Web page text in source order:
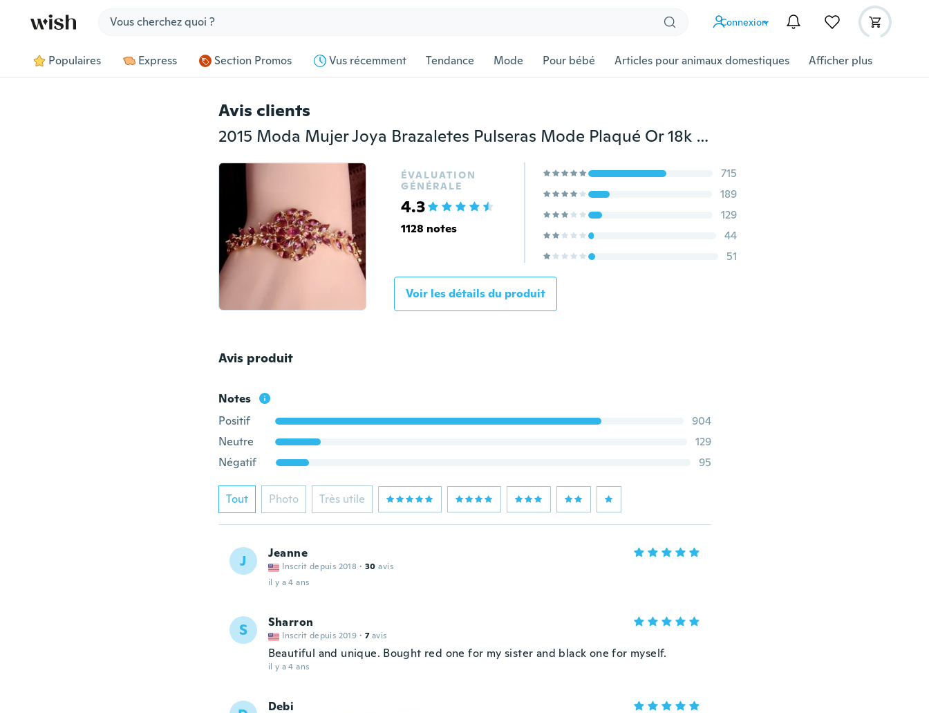
Connexion
Populaires Express Section Promos Vus récemment Tendance Mode Pour bébé Articles pour animaux domestiques Afficher plus
Avis clients
2015 Moda Mujer Joya Brazaletes Pulseras Mode Plaqué Or 18k Feuille 5 Couleurs CZ Pierres Bracelets & Bracelets Bijoux Pour Femmes
ÉVALUATION
GÉNÉRALE
4.3
1128 notes
715
189
129
44
51
Voir les détails du produit
Avis produit
Notes
Positif
904
Neutre
129
Négatif
95
Tout Photo Très utile
J Jeanne
Inscrit depuis 2018 · 30 avis
il y a 4 ans
S Sharron
Inscrit depuis 2019 · 7 avis
Beautiful and unique. Bought red one for my sister and black one for myself.
il y a 4 ans
Debi